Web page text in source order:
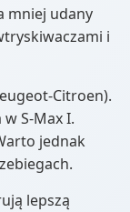
mniej udany
i
Citroen).
S-Max I.
jednak
lepszą